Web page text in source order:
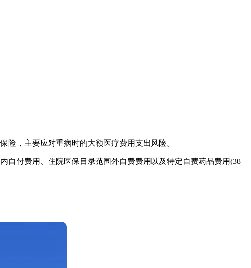
险，主要应对重病时的大额医疗费用支出风险。
自付费用、住院医保目录范围外自费费用以及特定自费药品费用(38